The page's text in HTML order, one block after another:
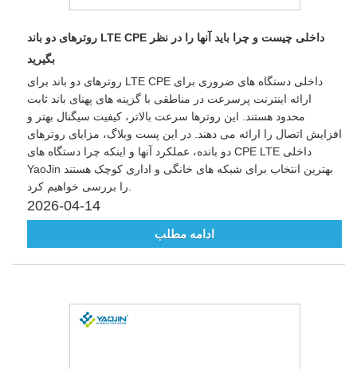
روترهای دو باند LTE CPE داخلی چیست و چرا باید آنها را در نظر
بگیرید
روترهای دو باند برای LTE CPE داخلی دستگاه های ضروری برای
ارائه اینترنت پرسرعت در مناطقی با گزینه های پهنای باند ثابت
محدود هستند. این روترها سرعت بالاتر، کیفیت سیگنال بهتر و
افزایش اتصال را ارائه می دهند. در این پست وبلاگ، مزایای روترهای
دو بانده، عملکرد آنها و اینکه چرا دستگاه های CPE LTE داخلی
YaoJin بهترین انتخاب برای شبکه های خانگی و اداری کوچک هستند
2026-04-14
ادامه مطلب